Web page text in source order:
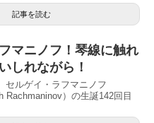
記事を読む
マニノフ！琴線に触れ
しれながら！
セルゲイ・ラフマニノフ
Rachmaninov）の生誕142回目